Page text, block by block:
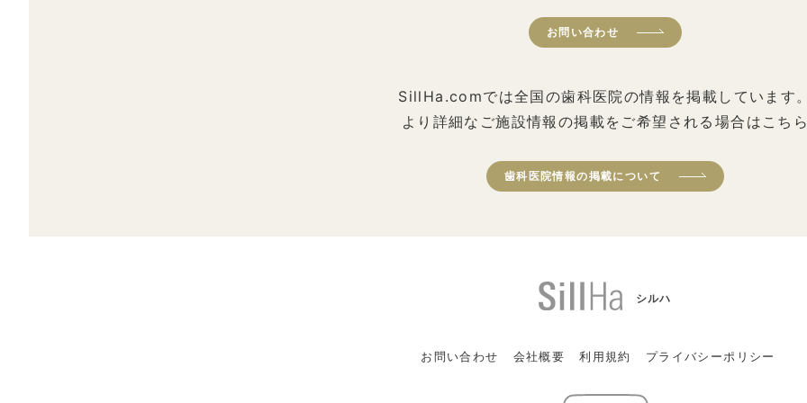
お問い合わせ
SillHa.comでは全国の歯科医院の情報を掲載しています
より詳細なご施設情報の掲載をご希望される場合はこち
歯科医院情報の掲載について
シルハ
お問い合わせ 会社概要 利用規約 プライバシーポリシー